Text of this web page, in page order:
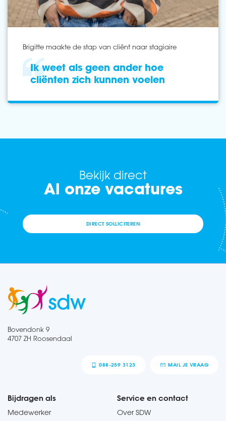
Brigitte maakte de stap van cliënt naar stagiaire
Ik weet als geen ander hoe
cliënten zich kunnen voelen
Bekijk direct
Al onze vacatures
DIRECT SOLLICITEREN
Bovendonk 9
4707 ZH Roosendaal
088-259 3123 MAIL JE VRAAG
Bijdragen als
Medewerker
Service en contact
Over SDW